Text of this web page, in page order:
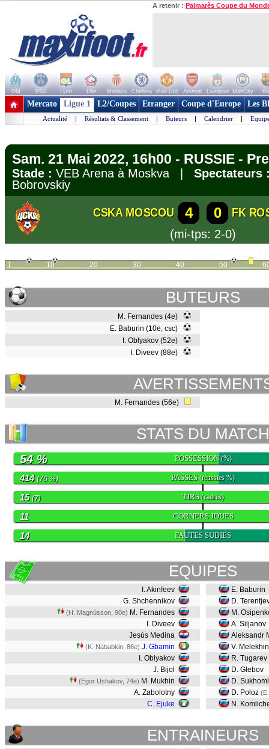
A retenir : Palmarès Coupe du
OM PSG Lyon Lille Monaco Chelsea Man Utd Arsenal Liverpool ManCity
+ de clubs
Mercato Ligue 1 L2/Coupes Etranger Coupe d'Europe Les
Actualité | Résultats & Classement | Buteurs | Calendrier |
Sam. 21 Mai 2022, 16h00 - RUSSIE -
Stade : VEB Arena à Moskva | Spectateurs
Bobrovskiy
CSKA MOSCOU 4 0
FK
(mi-tps: 2-0)
1 10 20 30 40 50
BUTEURS
M. Fernandes (4e)
E. Baburin (10e, csc)
I. Oblyakov (52e)
I. Diveev (88e)
M. Fernandes (56e)
STATS DU MATCH
POSSESSION(%)
54 %
PASSES(réussies %)
414 (76 %)
TIRS(cadrés)
15(7)
CORNERS JOUES
11
FAUTES SUBIES
14
EQUIPES
I. Akinfeev
G. Shchennikov
(H. Magnússon, 90e) M. Fernandes
I. Diveev
Jesús Medina
(K. Nababkin, 86e) J. Gbamin
I. Oblyakov
J. Bijol
(Egor Ushakov, 74e) M. Mukhin
A. Zabolotny
C. Ejuke
E. Baburin
D.
M.
A. Siljanov
Aleksandr
V.
R. Tugarev
D. Glebov
D.
D. Poloz
N.
ENTRAINEURS